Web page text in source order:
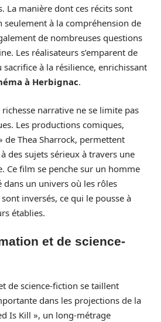
La manière dont ces récits sont
à la compréhension de
de nombreuses questions
Les réalisateurs s’emparent de
à la résilience, enrichissant
à Herbignac.
narrative ne se limite pas
Les productions comiques,
de Thea Sharrock, permettent
des sujets sérieux à travers une
Ce film se penche sur un homme
un univers où les rôles
inversés, ce qui le pousse à
établies.
et de science-
de science-fiction se taillent
dans les projections de la
Is Kill », un long-métrage